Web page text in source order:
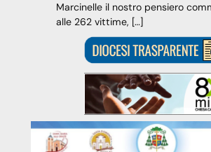
Marcinelle il nostro pensiero
alle 262 vittime, […]